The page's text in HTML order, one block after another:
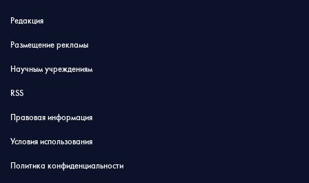
Редакция
Размещение рекламы
Научным учреждениям
RSS
Правовая информация
Условия использования
Политика конфиденциальности